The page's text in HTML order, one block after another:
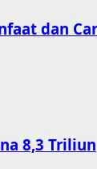
dan
8,3 Triliun